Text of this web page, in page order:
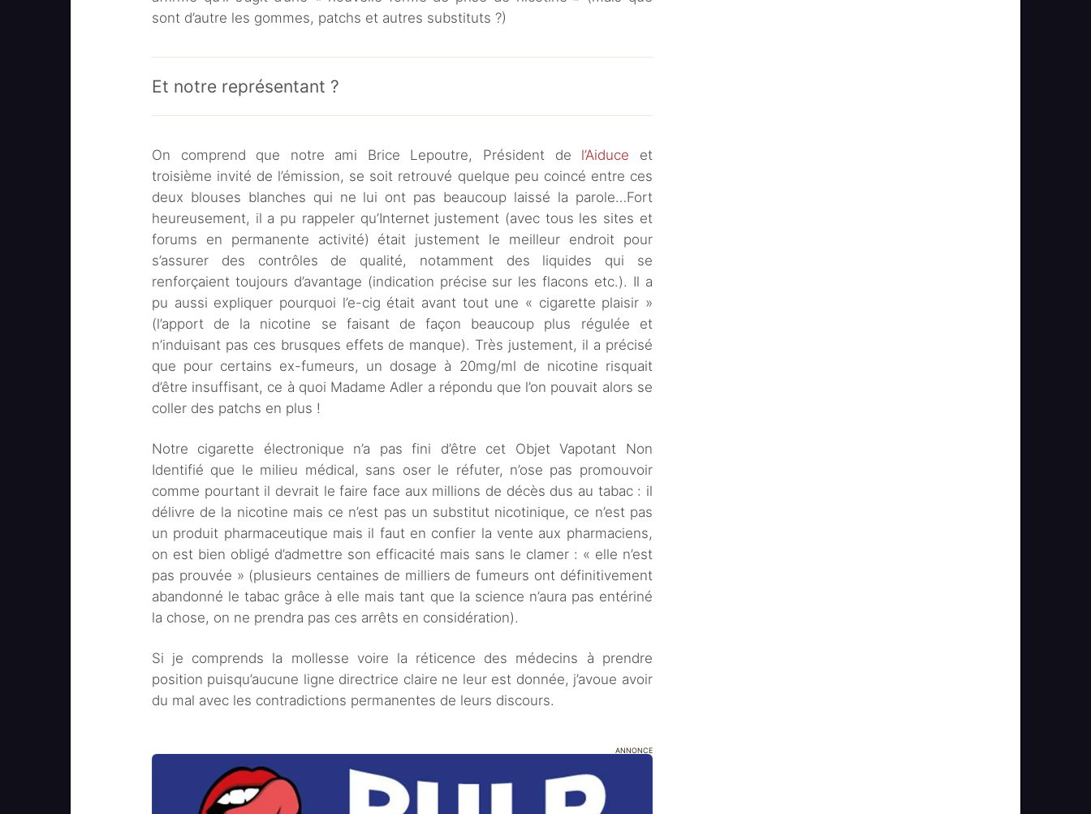
sont d’autre les gommes, patchs et autres substituts ?)
Et notre représentant ?
On comprend que notre ami Brice Lepoutre, Président de l’Aiduce et
troisième invité de l’émission, se soit retrouvé quelque peu coincé entre ces
deux blouses blanches qui ne lui ont pas beaucoup laissé la parole…Fort
heureusement, il a pu rappeler qu’Internet justement (avec tous les sites et
forums en permanente activité) était justement le meilleur endroit pour
s’assurer des contrôles de qualité, notamment des liquides qui se
renforçaient toujours d’avantage (indication précise sur les flacons etc.). Il a
pu aussi expliquer pourquoi l’e-cig était avant tout une « cigarette plaisir »
(l’apport de la nicotine se faisant de façon beaucoup plus régulée et
n’induisant pas ces brusques effets de manque). Très justement, il a précisé
que pour certains ex-fumeurs, un dosage à 20mg/ml de nicotine risquait
d’être insuffisant, ce à quoi Madame Adler a répondu que l’on pouvait alors se
coller des patchs en plus !
Notre cigarette électronique n’a pas fini d’être cet Objet Vapotant Non
Identifié que le milieu médical, sans oser le réfuter, n’ose pas promouvoir
comme pourtant il devrait le faire face aux millions de décès dus au tabac : il
délivre de la nicotine mais ce n’est pas un substitut nicotinique, ce n’est pas
un produit pharmaceutique mais il faut en confier la vente aux pharmaciens,
on est bien obligé d’admettre son efficacité mais sans le clamer : « elle n’est
pas prouvée » (plusieurs centaines de milliers de fumeurs ont définitivement
abandonné le tabac grâce à elle mais tant que la science n’aura pas entériné
la chose, on ne prendra pas ces arrêts en considération).
Si je comprends la mollesse voire la réticence des médecins à prendre
position puisqu’aucune ligne directrice claire ne leur est donnée, j’avoue avoir
du mal avec les contradictions permanentes de leurs discours.
ANNONCE